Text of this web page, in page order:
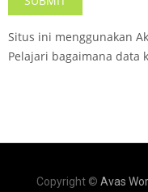
Situs ini menggunakan
Pelajari bagaimana data
Copyright © Avas